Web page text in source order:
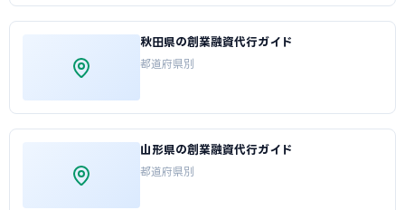
秋田県の創業融資代行ガイド
都道府県別
山形県の創業融資代行ガイド
都道府県別